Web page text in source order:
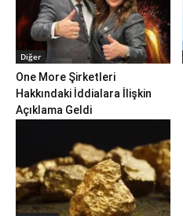
Diğer
One More Şirketleri
Hakkındaki İddialara İlişkin
Açıklama Geldi